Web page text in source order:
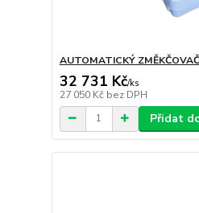
AUTOMATICKÝ
32 731 Kč/ks
27 050 Kč bez DPH
Přidat